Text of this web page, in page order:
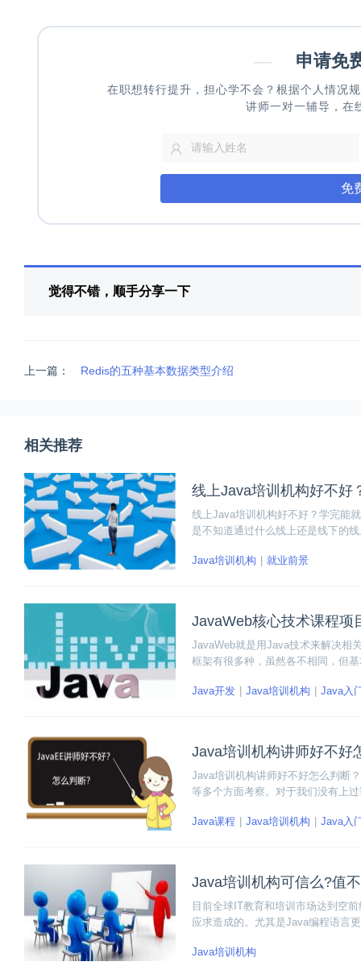
— 申请免
在职想转行提升，担心学不会？根据个人情况
讲师一对一辅导，在
免
觉得不错，顺手分享一下
上一篇： Redis的五种基本数据类型介绍
相关推荐
线上Java培训机构好不好
线上Java培训机构好不好？学完能
是不知道通过什么线上还是线下的
Java培训机构
就业前景
JavaWeb核心技术课程项
JavaWeb就是用Java技术来解决相
框架有很多种，虽然各不相同，但
Java开发
Java培训机构 Java入
Java培训机构讲师好不好
Java培训机构讲师好不好怎么判断
等多个方面考察。对于我们没有上
Java课程
Java培训机构 Java入
Java培训机构可信么?值
目前全球IT教育和培训市场达到空
应求造成的。尤其是Java编程语言
得去学呢？
Java培训机构